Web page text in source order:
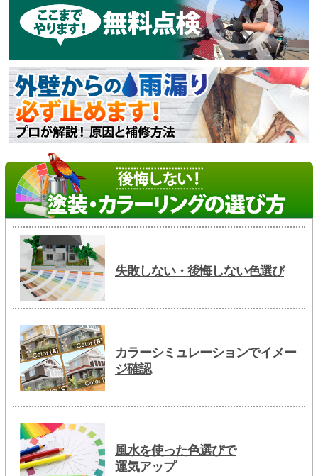
失敗しない・後悔しない色選び
カラーシミュレーションでイメー
ジ確認
風水を使った色選びで
運気アップ